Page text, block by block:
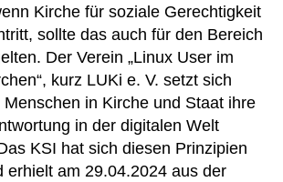
Kirche für soziale Gerechtigkeit
sollte das auch für den Bereich
Der Verein „Linux User im
kurz LUKi e. V. setzt sich
in Kirche und Staat ihre
in der digitalen Welt
KSI hat sich diesen Prinzipien
erhielt am 29.04.2024 aus der